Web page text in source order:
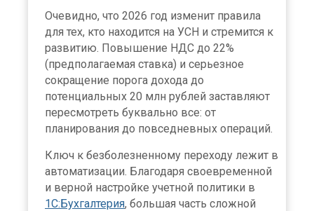
Очевидно, что 2026 год изменит правила
для тех, кто находится на УСН и стремится к
развитию. Повышение НДС до 22%
(предполагаемая ставка) и серьезное
сокращение порога дохода до
потенциальных 20 млн рублей заставляют
пересмотреть буквально все: от
планирования до повседневных операций.
Ключ к безболезненному переходу лежит в
автоматизации. Благодаря своевременной
и верной настройке учетной политики в
1С:Бухгалтерия, большая часть сложной